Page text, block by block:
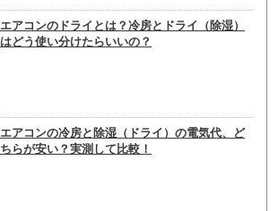
エアコンのドライとは？冷房とドライ（除湿）
はどう使い分けたらいいの？
エアコンの冷房と除湿（ドライ）の電気代、ど
ちらが安い？実測して比較！